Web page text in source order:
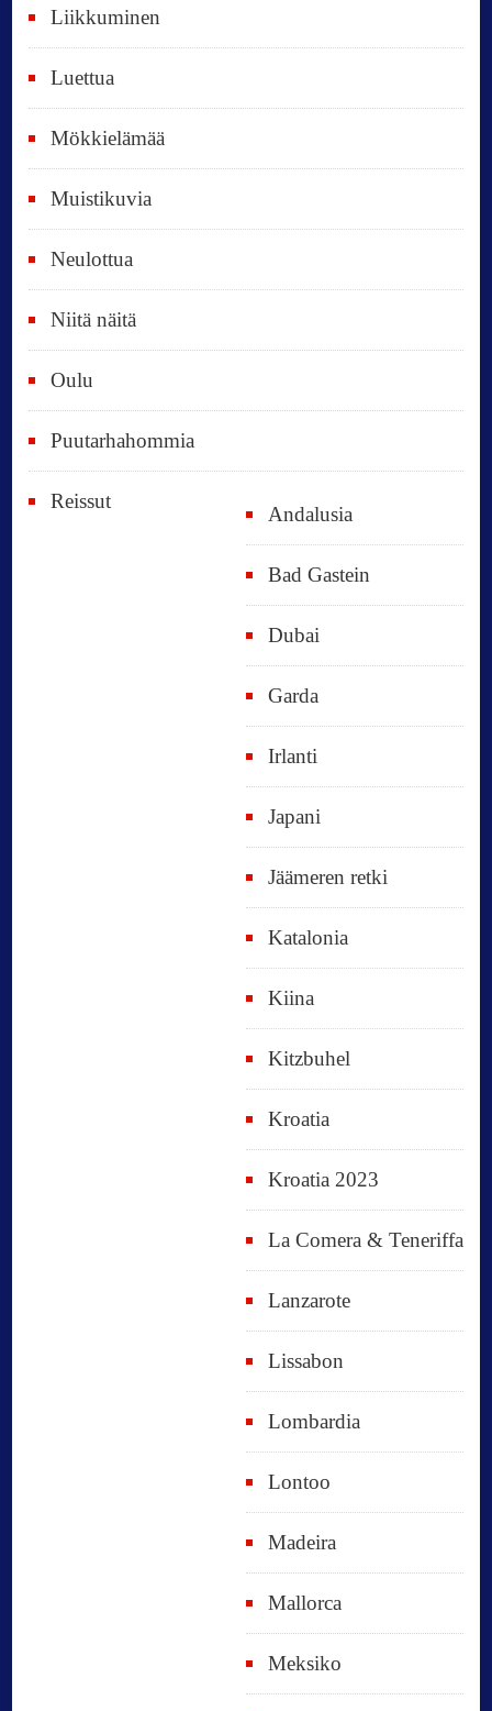
ä
ä
t
Liikkuminen
Luettua
Mökkielämää
Muistikuvia
Neulottua
Niitä näitä
Oulu
Puutarhahommia
Reissut
Andalusia
Bad Gastein
Dubai
Garda
Irlanti
Japani
Jäämeren retki
Katalonia
Kiina
Kitzbuhel
Kroatia
Kroatia 2023
La Comera & Teneriffa
Lanzarote
Lissabon
Lombardia
Lontoo
Madeira
Mallorca
Meksiko